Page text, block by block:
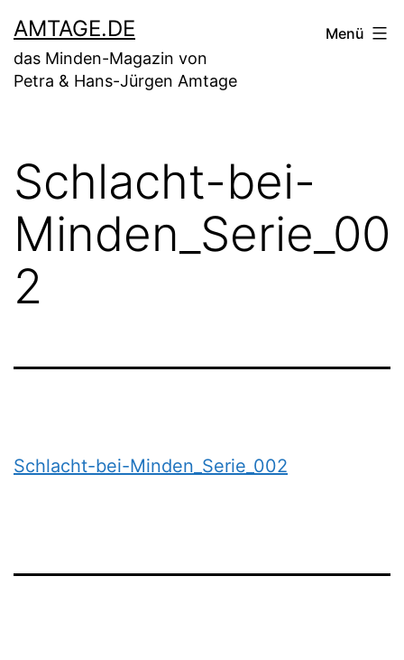
Zum
Inhalt
springen
AMTAGE.DE
das Minden-Magazin von
Petra & Hans-Jürgen Amtage
Menü
Schlacht-bei-
Minden_Serie_00
2
Schlacht-bei-Minden_Serie_002